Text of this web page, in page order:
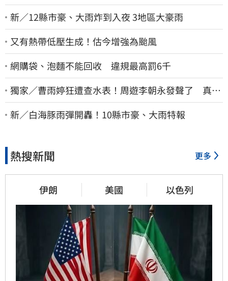
新／12縣市豪、大雨炸到入夜 3地區大豪雨
又有熱帶低壓生成！估今增強為颱風
網購袋、泡麵不能回收 違規最高罰6千
獨家／曹雨婷狂遭查水表！周遊李朝永發聲了 真實
看法曝光
新／白海豚雨彈開轟！10縣市豪、大雨特報
熱搜新聞 更多
伊朗 美國 以色列